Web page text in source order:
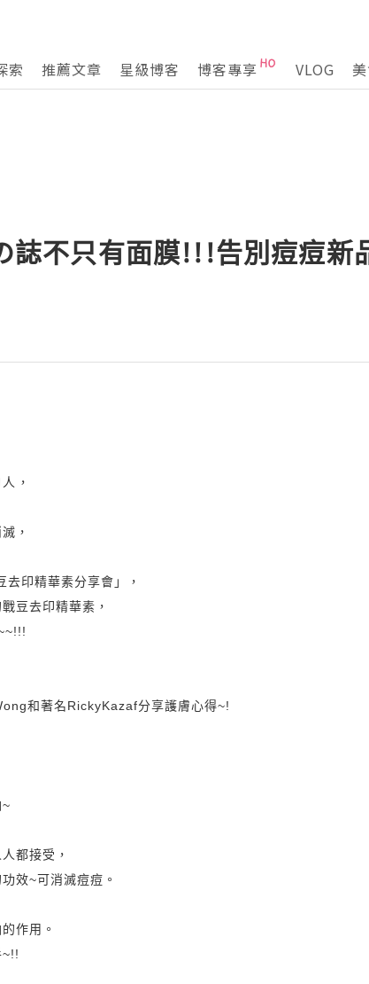
索 推薦文章 星級博客 博客專享 VLOG
誌不只有面膜!!!告別痘痘新
，
，
印精華素分享會」，
戰豆去印精華素，
和著名RickyKazaf分享護膚心得~!
都接受，
效~可消滅痘痘。
作用。
~!!